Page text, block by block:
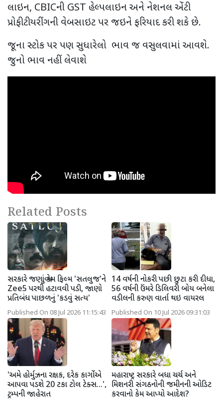
લાઇન, CBICની GST હેલ્પલાઇન અને નેશનલ એંટી
પ્રોફીટીયરીંગની વેબસાઇટ પર જઇને ફરિયાદ કરી શકે છે.
જૂના સ્ટોક પર પણ સુધારેલો ભાવ જ વસુલવામાં આવશે.
જુનો ભાવ નહીં લેવાશે
Related Posts
સરકારે જણાવ્યું કેમ ફિલ્મ 'સતલુજ'ને
Zee5 પરથી હટાવવી પડી, જાણો
પ્રતિબંધ પાછળનું 'કડવું સત્ય'
Published On 08 Jul 2026 11:15:43
14 વર્ષની નોકરી પછી છુટા કરી દીધા,
56 વર્ષની ઉંમરે ડિલિવરી બોય બનેલા
વડીલની કરુણ વાર્તા થઇ વાયરલ
Published On 10 Jul 2026 09:31:03
'અમે હોર્મુઝના રક્ષક, દરેક કાર્ગોએ
આપવા પડશે 20 ટકા ટોલ ટેક્સ...',
ટ્રમ્પની જાહેરાત
મહારાષ્ટ્ર સરકારે બધા ચર્ચ અને
મિશનરી સંગઠનોની જમીનની ઓડિટ
કરવાનો કેમ આપ્યો આદેશ?